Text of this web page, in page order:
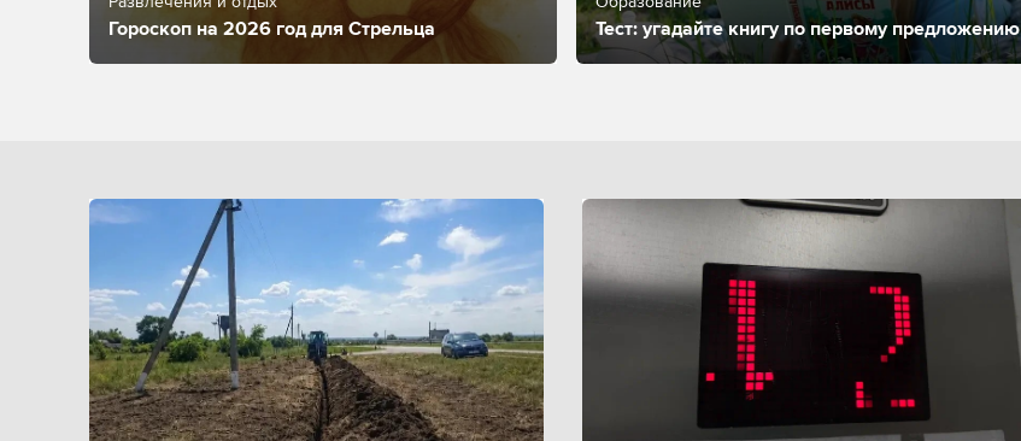
Гороскоп на 2026 год для Стрельца Тест: угадайте книгу по первому предложению